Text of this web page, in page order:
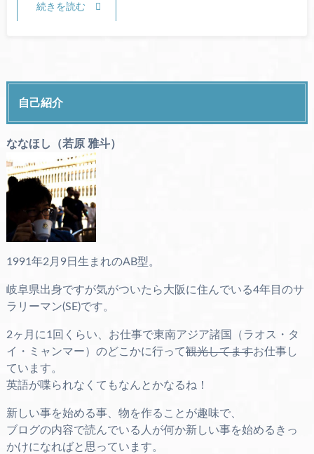
続きを読む
自己紹介
ななほし（若原 雅斗）
1991年2月9日生まれのAB型。
岐阜県出身ですが気がついたら大阪に住んでいる4年目のサ
ラリーマン(SE)です。
2ヶ月に1回くらい、お仕事で東南アジア諸国（ラオス・タ
イ・ミャンマー）のどこかに行って観光してますお仕事し
ています。
英語が喋られなくてもなんとかなるね！
新しい事を始める事、物を作ることが趣味で、
ブログの内容で読んでいる人が何か新しい事を始めるきっ
かけになればと思っています。